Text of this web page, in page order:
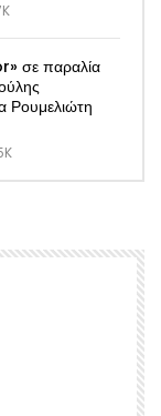
σε παραλία
Ρουμελιώτη